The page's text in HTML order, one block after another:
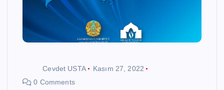
Cevdet USTA
Kasım 27, 2022
0 Comments